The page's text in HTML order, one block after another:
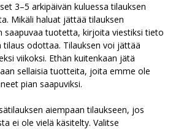
3–5 arkipäivän kuluessa tilauksen
Mikäli haluat jättää tilauksen
tuotetta, kirjoita viestiksi tieto
odottaa. Tilauksen voi jättää
viikoksi. Ethän kuitenkaan jätä
sellaisia tuotteita, joita emme ole
pian saapuviksi.
aiempaan tilaukseen, jos
ei ole vielä käsitelty. Valitse